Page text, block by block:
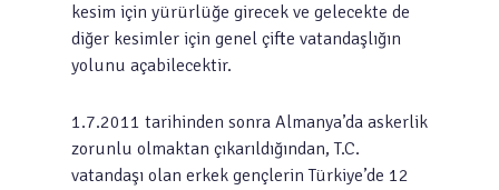
kesim için yürürlüğe girecek ve gelecekte de
diğer kesimler için genel çifte vatandaşlığın
yolunu açabilecektir.
1.7.2011 tarihinden sonra Almanya’da askerlik
zorunlu olmaktan çıkarıldığından, T.C.
vatandaşı olan erkek gençlerin Türkiye’de 12